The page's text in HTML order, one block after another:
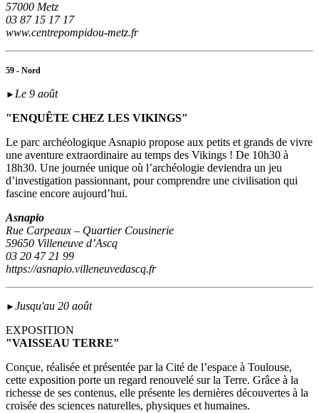
57000 Metz
03 87 15 17 17
www.centrepompidou-metz.fr
59 - Nord
► Le 9 août
"ENQUÊTE CHEZ LES VIKINGS"
Le parc archéologique Asnapio propose aux petits et grands de vivre
une aventure extraordinaire au temps des Vikings ! De 10h30 à
18h30. Une journée unique où l’archéologie deviendra un jeu
d’investigation passionnant, pour comprendre une civilisation qui
fascine encore aujourd’hui.
Asnapio
Rue Carpeaux – Quartier Cousinerie
59650 Villeneuve d’Ascq
03 20 47 21 99
https://asnapio.villeneuvedascq.fr
► Jusqu'au 20 août
EXPOSITION
"VAISSEAU TERRE"
Conçue, réalisée et présentée par la Cité de l’espace à Toulouse,
cette exposition porte un regard renouvelé sur la Terre. Grâce à la
richesse de ses contenus, elle présente les dernières découvertes à la
croisée des sciences naturelles, physiques et humaines.